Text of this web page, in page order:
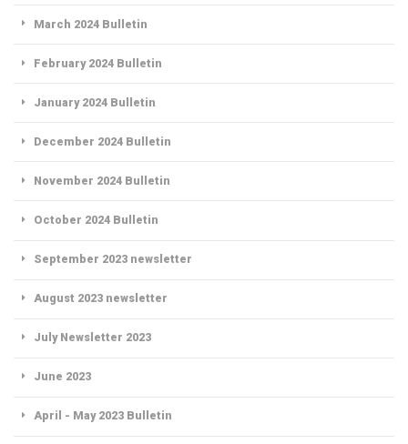
March 2024 Bulletin
February 2024 Bulletin
January 2024 Bulletin
December 2024 Bulletin
November 2024 Bulletin
October 2024 Bulletin
September 2023 newsletter
August 2023 newsletter
July Newsletter 2023
June 2023
April - May 2023 Bulletin